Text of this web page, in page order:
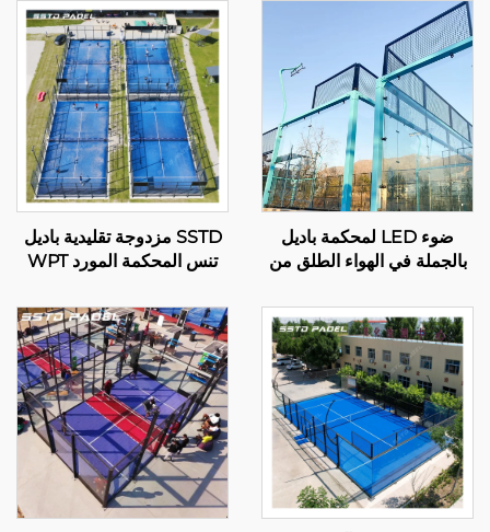
ضوء LED لمحكمة باديل
بالجملة في الهواء الطلق من
الساخن عرض كامل بانورامي
لمحكمة باديل 001-1
SSTD مزدوجة تقليدية باديل
تنس المحكمة المورد WPT
الكلاسيكية في الهواء الطلق
باديل 002